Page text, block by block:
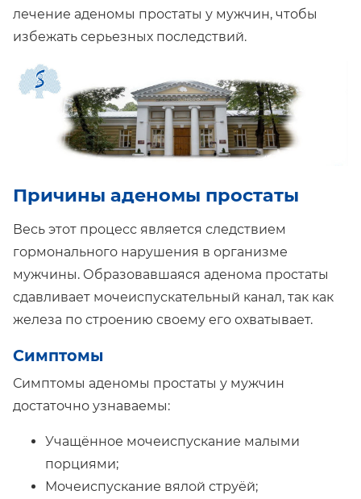
лечение аденомы простаты у мужчин, чтобы
избежать серьезных последствий.
Причины аденомы простаты
Весь этот процесс является следствием
гормонального нарушения в организме
мужчины. Образовавшаяся аденома простаты
сдавливает мочеиспускательный канал, так как
железа по строению своему его охватывает.
Симптомы
Симптомы аденомы простаты у мужчин
достаточно узнаваемы:
Учащённое мочеиспускание малыми
порциями;
Мочеиспускание вялой струёй;